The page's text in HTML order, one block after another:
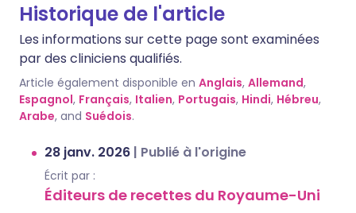
Historique de l'article
Les informations sur cette page sont examinées
par des cliniciens qualifiés.
Article également disponible en Anglais, Allemand,
Espagnol, Français, Italien, Portugais, Hindi, Hébreu,
Arabe, and Suédois.
28 janv. 2026 | Publié à l'origine
Écrit par :
Éditeurs de recettes du Royaume-Uni